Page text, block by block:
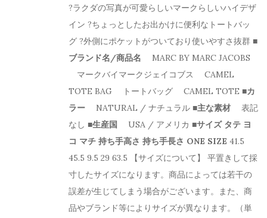
?ラクダの写真が可愛らしいマークらしいハイデザ
イン ?ちょっとしたお出かけに便利なトートバッ
グ ?外側にポケットがついており使いやすさ抜群 ■
ブランド名/商品名 MARC BY MARC JACOBS
マークバイマークジェイコブス CAMEL
TOTE BAG トートバッグ CAMEL TOTE ■カ
ラー NATURAL / ナチュラル ■主な素材 表記
なし ■生産国 USA / アメリカ ■サイズ タテ ヨ
コ マチ 持ち手高さ 持ち手長さ ONE SIZE 41.5
45.5 9.5 29 63.5 【サイズについて】 平置きして採
寸したサイズになります。商品によっては若干の
誤差が生じてしまう場合がございます。また、商
品やブランド等によりサイズが異なります。（単